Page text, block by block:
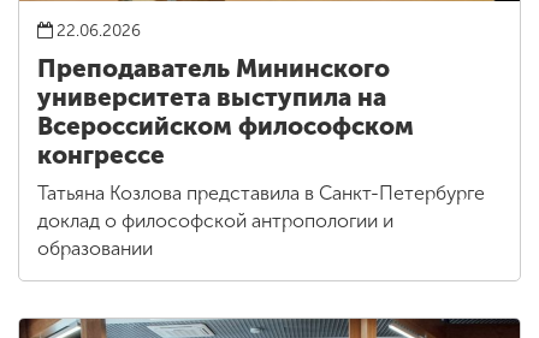
22.06.2026
Преподаватель Мининского
университета выступила на
Всероссийском философском
конгрессе
Татьяна Козлова представила в Санкт-Петербурге
доклад о философской антропологии и
образовании